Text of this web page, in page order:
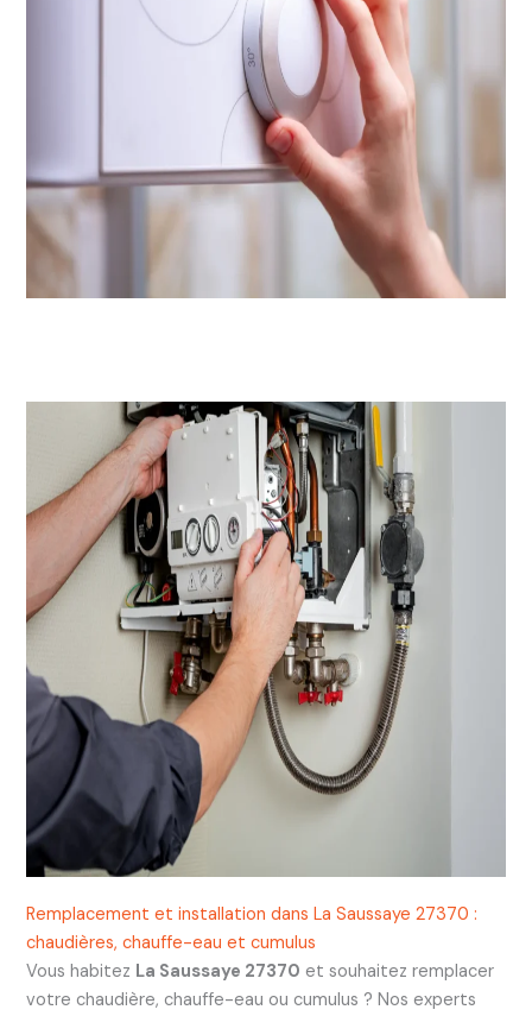
Remplacement et installation dans La Saussaye 27370 :
chaudières, chauffe-eau et cumulus
Vous habitez La Saussaye 27370 et souhaitez remplacer
votre chaudière, chauffe-eau ou cumulus ? Nos experts